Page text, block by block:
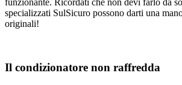
funzionante. Ricordati che non devi farlo da
specializzati SulSicuro possono darti una
originali!
Il condizionatore non raffredda